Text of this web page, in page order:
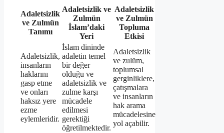
Adaletsizlik
ve Zulmün
Tanımı
Adaletsizlik ve
Zulmün
İslam’daki
Yeri
Adaletsizlik
ve Zulmün
Topluma
Etkisi
Adaletsizlik,
insanların
haklarını
gasp etme
ve onları
haksız yere
ezme
eylemleridir.
İslam dininde
adaletin temel
bir değer
olduğu ve
adaletsizlik ve
zulme karşı
mücadele
edilmesi
gerektiği
öğretilmektedir.
Adaletsizlik
ve zulüm,
toplumsal
gerginliklere,
çatışmalara
ve insanların
hak arama
mücadelesine
yol açabilir.